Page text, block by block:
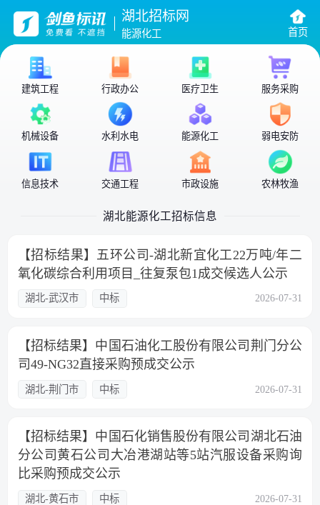
湖北招标网
能源化工 首页
建筑工程 行政办公 医疗卫生 服务采购
机械设备 水利水电 能源化工 弱电安防
信息技术 交通工程 市政设施 农林牧渔
湖北能源化工招标信息
【招标结果】五环公司-湖北新宜化工22万吨/年二
氧化碳综合利用项目_往复泵包1成交候选人公示
湖北-武汉市 中标 2026-07-31
【招标结果】中国石油化工股份有限公司荆门分公
司49-NG32直接采购预成交公示
湖北-荆门市 中标 2026-07-31
【招标结果】中国石化销售股份有限公司湖北石油
分公司黄石公司大冶港湖站等5站汽服设备采购询
比采购预成交公示
湖北-黄石市 中标 2026-07-31